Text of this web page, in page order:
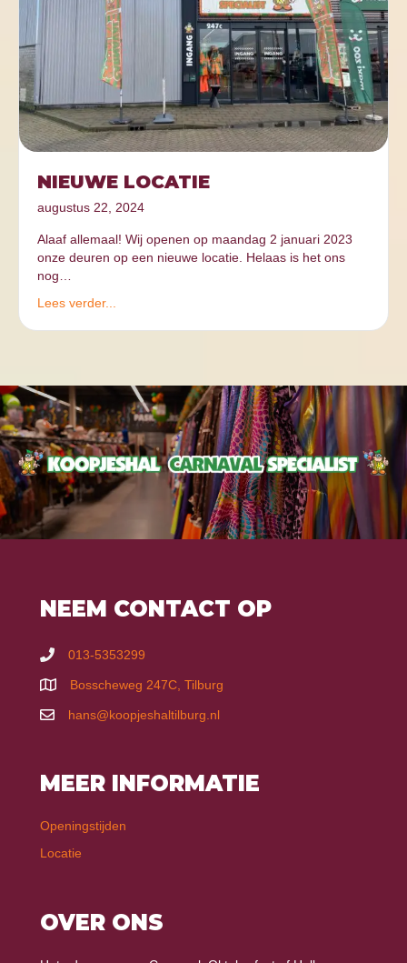
NIEUWE LOCATIE
augustus 22, 2024
Alaaf allemaal! Wij openen op maandag 2 januari 2023
onze deuren op een nieuwe locatie. Helaas is het ons
nog…
Lees verder...
NEEM CONTACT OP
013-5353299
Bosscheweg 247C, Tilburg
hans@koopjeshaltilburg.nl
MEER INFORMATIE
Openingstijden
Locatie
OVER ONS